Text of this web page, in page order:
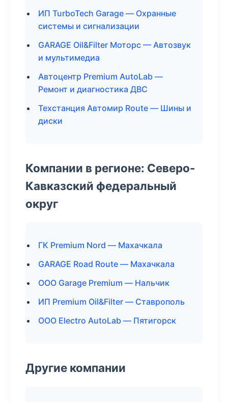
ИП TurboTech Garage — Охранные
системы и сигнализации
GARAGE Oil&Filter Моторс — Автозвук
и мультимедиа
Автоцентр Premium AutoLab —
Ремонт и диагностика ДВС
Техстанция Автомир Route — Шины и
диски
Компании в регионе: Северо-
Кавказский федеральный
округ
ГК Premium Nord — Махачкала
GARAGE Road Route — Махачкала
ООО Garage Premium — Нальчик
ИП Premium Oil&Filter — Ставрополь
ООО Electro AutoLab — Пятигорск
Другие компании